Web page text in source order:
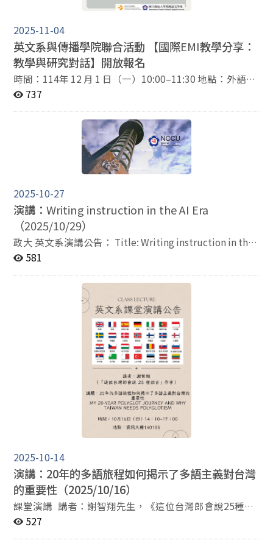
appeared in top-tier international journals, including
Language Testing, Language Assessment Quarterly,
Journal of English for Academic Purposes, and
Assessing Writing. He has also conducted
interdisciplinary research published in the
International Journal of Science Education. His recent
work explores the application of generative artificial
2025-11-04
英文系與傳播學院聯合活動 【國際EMI教學分享：
教學與研究對話】開放報名
時間：114年 12 月 1 日（一）10:00–11:30 地點：外語學
習互動教室（研究大樓 250304） 誠摯邀請您參加由國立
本場講座由英國語文學系鍾曉芳教授主持（ 特邀英國諾丁
漢大學應用語言學系，同時也是EMI Oxford Research
Group成員的助理教授 Ikuya Aizawa 博士主講。Ikuya
Aizawa 博士將以「外語教師的轉型與 EMI 教學」為題，
分享其豐富的實務經驗與深刻的教學反思。 此外，我們亦
彩交流——「Mind the Gap!：語料庫中的『報導動詞』學
科差異」。吳博士將深入探討英語報導動詞在不同學科語
篇中的使用差異，啟發對語言與學術寫作的全新思考。 誠
摯期待您的蒞臨，共同參與這場跨領域、兼具理論與實務
的知識盛宴。 ✨ 報名表
單： https://reurl.cc/7b2k7k （報名截止：：114年 11
月 24 日） Agenda 10:00-10:10 開場｜Opening 主持人
(Host)：英國文學系鍾曉芳教授 Professor Siaw-Fong
Chung, Department of English, National Chengchi
學轉變的經驗談｜Transitioning from Foreign Language
Teaching to EMI: Reflections on Pedagogical Change 講
者 (Invited Speaker)：Dr. Ikuya Aizawa 11:00-
11:20 "Mind the gap!"：語料庫的「報導動詞」學科差異
｜ “Mind the gap!”: Disciplinary variations in
reporting verbs through the corpus 與談人 (Panelist)：
吳忠憲 博士 ｜ Dr. Chung-Hsien (Greg) Wu 11:20-
737
2025-10-27
演講：Writing instruction in the AI Era
（2025/10/29）
政大 英文系演講公告： Title: Writing instruction in the
AI Era Speaker: Paul Kei Matsuda (Professor of English,
581
2025-10-14
演講：20年的多語旅程如何揭示了多語主義對台灣
的重要性（2025/10/16）
課堂演講 講者：謝智翔先生，《這位台灣郎會說25種語
言》作者 講題：20年的多語旅程如何揭示了多語主義對
527